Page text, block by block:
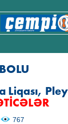
Liqası,
767